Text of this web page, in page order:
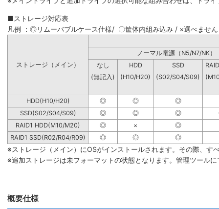
■ストレージ対応表
凡例 ：◎リムーバブルケース仕様/ 〇筐体内組み込み / ×選べません
ノーマル電源（N5/
ストレージ（メイン）
なし HDD SSD
(無記入)
(H10/H20) (S02/S04/S09)
HDD(H10/H20) ◎ ◎
◎
SSD(S02/S04/S09)
◎ ◎ ◎
RAID1 HDD(M10/M20)
◎ ×
◎
RAID1 SSD(R02/R04/R09)
◎ ◎ ◎
※ストレージ（メイン）にOSがインストールされます。その際、す
※追加ストレージは未フォーマットの状態となります。管理ツール
概要仕様